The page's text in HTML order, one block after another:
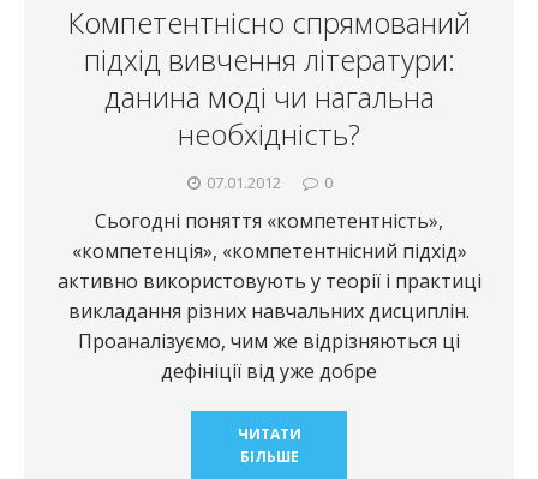
Компетентнісно спрямований
підхід вивчення літератури:
данина моді чи нагальна
необхідність?
07.01.2012 0
Сьогодні поняття «компетентність»,
«компетенція», «компетентнісний підхід»
активно використовують у теорії і практиці
викладання різних навчальних дисциплін.
Проаналізуємо, чим же відрізняються ці
дефініції від уже добре
ЧИТАТИ
БІЛЬШЕ